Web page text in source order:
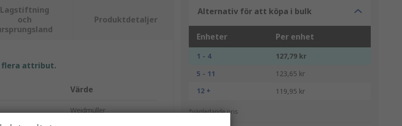
Alternativ för att köpa i bulk
Enheter Per enhet
1 - 4
127,79 kr
5 - 11
123,65 kr
12 +
119,95 kr
*vägledande pris
Lagstiftning
och
Produktdetaljer
flera attribut.
Värde
Weidmüller